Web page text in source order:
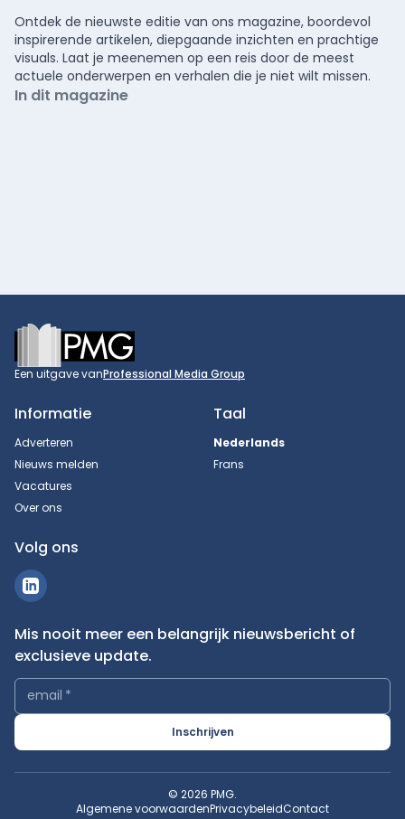
Ontdek de nieuwste editie van ons magazine, boordevol
inspirerende artikelen, diepgaande inzichten en prachtige
visuals. Laat je meenemen op een reis door de meest
actuele onderwerpen en verhalen die je niet wilt missen.
In dit magazine
Footer
Een uitgave vanProfessional Media Group
Informatie
Adverteren
Nieuws melden
Vacatures
Over ons
Taal
Nederlands
Frans
Volg ons
Mis nooit meer een belangrijk nieuwsbericht of
exclusieve update.
email *
Inschrijven
© 2026 PMG.
Algemene voorwaardenPrivacybeleidContact